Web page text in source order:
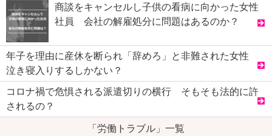
商談をキャンセルし子供の看病に向かった女性
社員 会社の解雇処分に問題はあるのか？
年子を理由に産休を断られ「辞めろ」と非難された女性
泣き寝入りするしかない？
コロナ禍で危惧される派遣切りの横行 そもそも法的に許
されるの？
「労働トラブル」一覧